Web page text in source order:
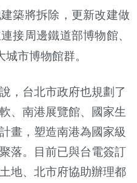
築將拆除 ， 更新改建做
接周邊鐵道部博物館、
城市博物館群。
， 台北市政府也規劃了
、 南港展覽館、
國家生
畫 ， 塑造南港為國家級
落。
目前已與台電簽訂
地、 北市府協助辦理都